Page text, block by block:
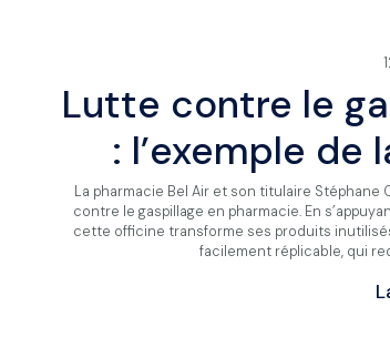
Lutte contre le
: l’exemple de
La pharmacie Bel Air et son titulaire
contre le gaspillage en pharmacie. En
cette officine transforme ses produits
facilement réplicable, qui